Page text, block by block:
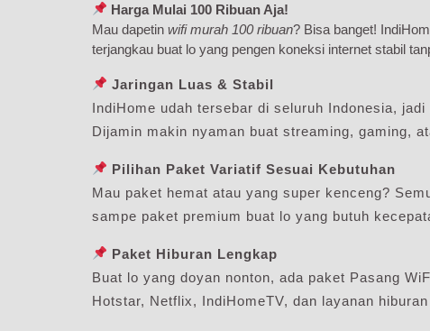
Harga Mulai 100 Ribuan Aja!
Mau dapetin wifi murah 100 ribuan? Bisa banget!
terjangkau buat lo yang pengen koneksi internet stabil
Jaringan Luas & Stabil
IndiHome udah tersebar di seluruh Indonesia,
Dijamin makin nyaman buat streaming, gaming,
Pilihan Paket Variatif Sesuai Kebutuhan
Mau paket hemat atau yang super kenceng?
sampe paket premium buat lo yang butuh
Paket Hiburan Lengkap
Buat lo yang doyan nonton, ada paket Pasang
Hotstar, Netflix, IndiHomeTV, dan layanan